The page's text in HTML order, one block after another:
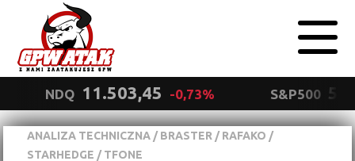
NDQ 11.503,45 -0,73% S&P500
ANALIZA TECHNICZNA / BRASTER / RAFAKO /
STARHEDGE / TFONE
Polityka